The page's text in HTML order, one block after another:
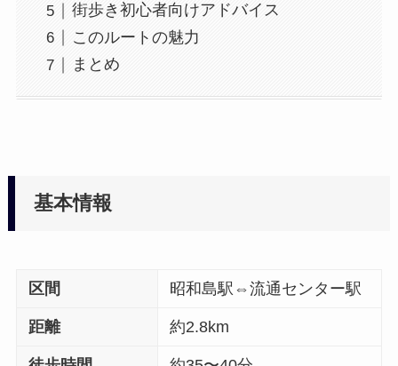
街歩き初心者向けアドバイス
このルートの魅力
まとめ
基本情報
区間 昭和島駅⇔流通センター駅
距離 約2.8km